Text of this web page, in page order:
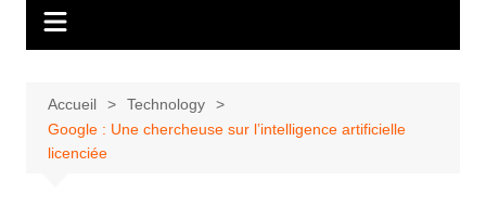
Accueil
Technology
Google : Une chercheuse sur l’intelligence artificielle
licenciée